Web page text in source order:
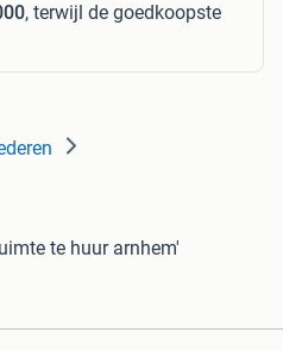
, terwijl de goedkoopste
te huur arnhem'